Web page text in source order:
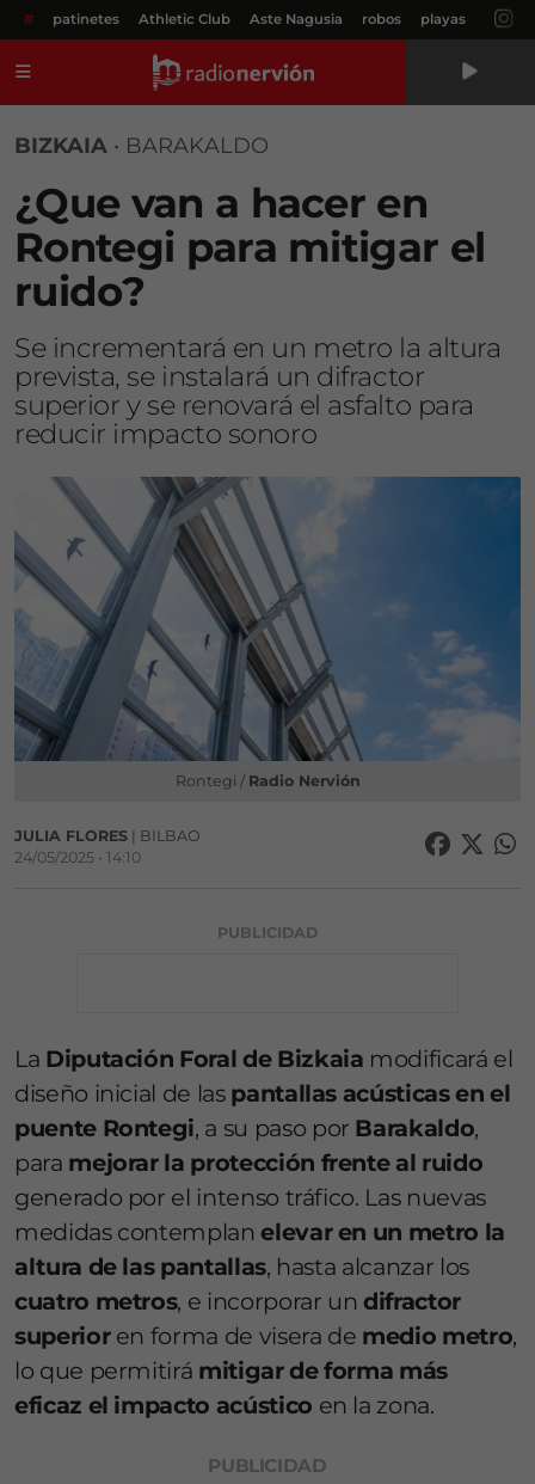
# patinetes Athletic Club Aste Nagusia robos playas
BIZKAIA • BARAKALDO
¿Que van a hacer en
Rontegi para mitigar el
ruido?
Se incrementará en un metro la altura
prevista, se instalará un difractor
superior y se renovará el asfalto para
reducir impacto sonoro
Rontegi / Radio Nervión
JULIA FLORES | BILBAO
24/05/2025 • 14:10
PUBLICIDAD
La Diputación Foral de Bizkaia modificará el
diseño inicial de las pantallas acústicas en el
puente Rontegi, a su paso por Barakaldo,
para mejorar la protección frente al ruido
generado por el intenso tráfico. Las nuevas
medidas contemplanelevar en un metro la
altura de las pantallas, hasta alcanzar los
cuatro metros, e incorporar undifractor
superioren forma de visera de medio metro,
lo que permitirá mitigar de forma más
eficaz el impacto acústico en la zona.
PUBLICIDAD